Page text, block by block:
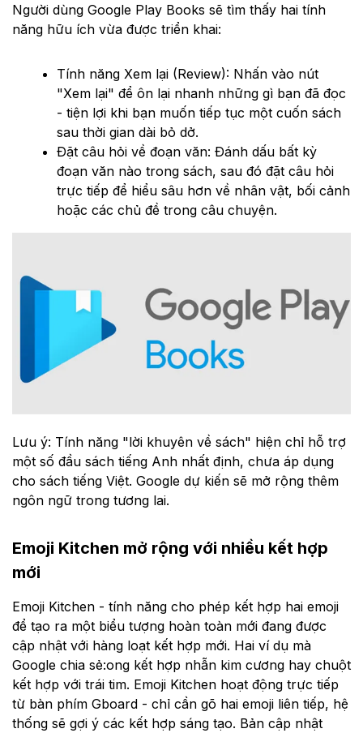
Người dùng Google Play Books sẽ tìm thấy hai tính
năng hữu ích vừa được triển khai:
Tính năng Xem lại (Review): Nhấn vào nút
"Xem lại" để ôn lại nhanh những gì bạn đã đọc
- tiện lợi khi bạn muốn tiếp tục một cuốn sách
sau thời gian dài bỏ dở.
Đặt câu hỏi về đoạn văn: Đánh dấu bất kỳ
đoạn văn nào trong sách, sau đó đặt câu hỏi
trực tiếp để hiểu sâu hơn về nhân vật, bối cảnh
hoặc các chủ đề trong câu chuyện.
Lưu ý: Tính năng "lời khuyên về sách" hiện chỉ hỗ trợ
một số đầu sách tiếng Anh nhất định, chưa áp dụng
cho sách tiếng Việt. Google dự kiến sẽ mở rộng thêm
ngôn ngữ trong tương lai.
Emoji Kitchen mở rộng với nhiều kết hợp
mới
Emoji Kitchen - tính năng cho phép kết hợp hai emoji
để tạo ra một biểu tượng hoàn toàn mới đang được
cập nhật với hàng loạt kết hợp mới. Hai ví dụ mà
Google chia sẻ:ong kết hợp nhẫn kim cương hay chuột
kết hợp với trái tim. Emoji Kitchen hoạt động trực tiếp
từ bàn phím Gboard - chỉ cần gõ hai emoji liên tiếp, hệ
thống sẽ gợi ý các kết hợp sáng tạo. Bản cập nhật